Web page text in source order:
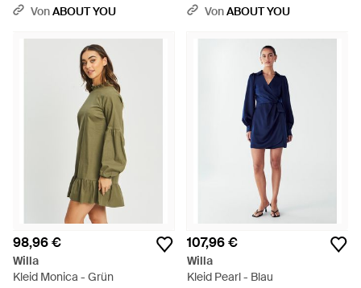
VonABOUT YOU
VonABOUT YOU
98,96 €
Willa
Kleid Monica - Grün
107,96 €
Willa
Kleid Pearl - Blau